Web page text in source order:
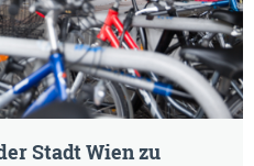
Stadt Wien zu